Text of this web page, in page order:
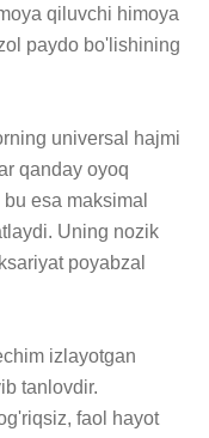
qiluvchi himoya
paydo bo'lishining
universal hajmi
qanday oyoq
esa maksimal
Uning nozik
poyabzal
izlayotgan
tanlovdir.
faol hayot